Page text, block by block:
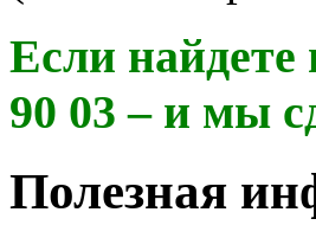
Если найдете
90 03– и мы
Полезная